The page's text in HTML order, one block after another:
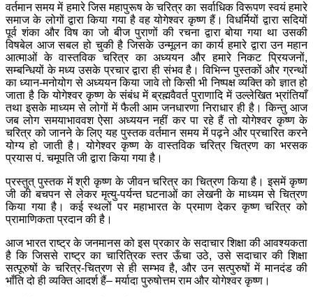
वर्तमान समय में हमारे जिस महापुरूष के चरित्र का सर्वाधिक विरूपण स्वयं हमारे
समाज के लोगों द्वारा किया गया है वह योगेश्वर कृष्ण हैं। विधर्मियों द्वारा सदियों
पूर्व शंका और विष का जो बीज पुराणों की रचना द्वारा बोया गया था उसकी
विषबेल आज सबल हो चुकी है जिसके उन्मूलन का कार्य हमारे द्वारा उन महान
आत्माओं के वास्तविक चरित्र का अध्ययन और हमारे निकट प्रियजनों,
सम्बन्धियों के मध्य उसके प्रचार द्वारा ही संभव है। विभिन्न पुस्तकों और ग्रन्थों
का ध्यान-मनोयोग से अध्ययन किया जावे तो किसी भी निष्पक्ष व्यक्ति को ज्ञात हो
जाता है कि योगेश्वर कृष्ण के संबंध में ब्रह्मवैवर्त पुराणादि में उल्लेखित भ्रांतियाँ
तथा इसके माध्यम से लोगों में फैली आम जनधारणा निराधार ही है। किन्तु आज
जब लोग समयाभाववश ऐसा अध्ययन नहीं कर पा रहे हैं तो योगेश्वर कृष्ण के
चरित्र को जानने के लिए यह पुस्तक वर्तमान समय में पढ़ने और प्रचारित करने
योग्य हो जाती है। योगेश्वर कृष्ण के वास्तविक चरित्र चित्रण का भरसक
प्रयास पं. चमूपति जी द्वारा किया गया है।
प्रस्तुत् पुस्तक में श्री कृष्ण के जीवन चरित्र का चित्रण किया है। इसमें कृष्ण
जी की बचपन से लेकर मृत्यु-पर्यन्त घटनाओं का लेखनी के माध्यम से चित्रण
किया गया है। कई स्थलों पर महाभारत के प्रमाण देकर कृष्ण चरित्र को
प्रामाणिकता प्रदान की है।
आज भारत राष्ट्र के जनमानस को इस प्रकार के सदाचार शिक्षा की आवश्यकता
है कि जिससे राष्ट्र का चारित्रिक स्तर ऊँचा उठे, उसे सदाचार की शिक्षा
सत्पूरुषों के चरित्र-चित्रण से ही सम्भव है, और उन सत्पुरुषों में मानदंड की
भाँति दो ही व्यक्ति आदर्श हैं–मर्यादा पुरुषोत्तम राम और योगेश्वर कृष्ण।